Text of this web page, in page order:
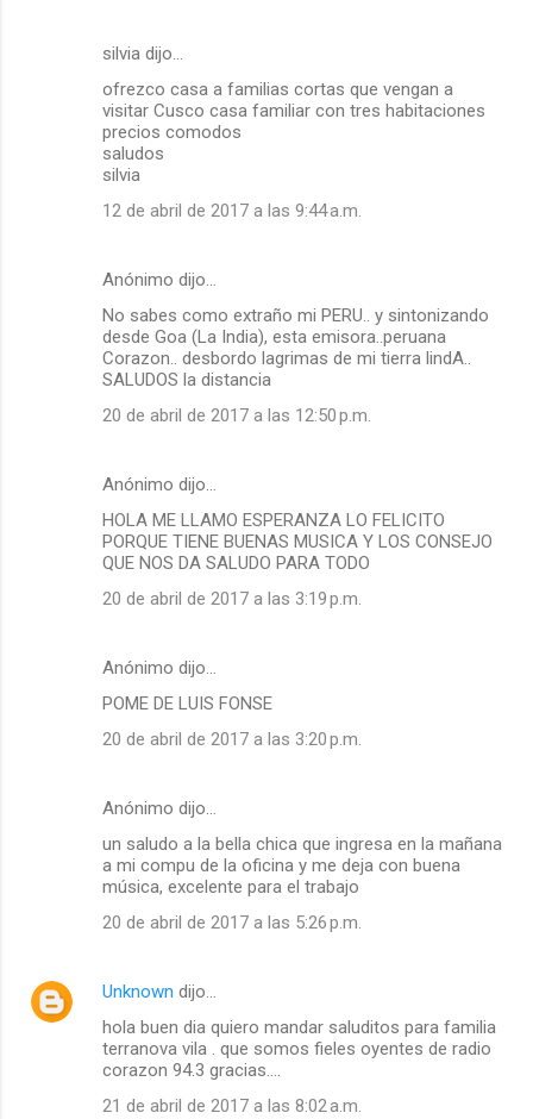
silvia dijo…
ofrezco casa a familias cortas que vengan a
visitar Cusco casa familiar con tres habitaciones
precios comodos
saludos
silvia
12 de abril de 2017 a las 9:44 a.m.
Anónimo dijo…
No sabes como extraño mi PERU.. y sintonizando
desde Goa (La India), esta emisora..peruana
Corazon.. desbordo lagrimas de mi tierra lindA..
SALUDOS la distancia
20 de abril de 2017 a las 12:50 p.m.
Anónimo dijo…
HOLA ME LLAMO ESPERANZA LO FELICITO
PORQUE TIENE BUENAS MUSICA Y LOS CONSEJO
QUE NOS DA SALUDO PARA TODO
20 de abril de 2017 a las 3:19 p.m.
Anónimo dijo…
POME DE LUIS FONSE
20 de abril de 2017 a las 3:20 p.m.
Anónimo dijo…
un saludo a la bella chica que ingresa en la mañana
a mi compu de la oficina y me deja con buena
música, excelente para el trabajo
20 de abril de 2017 a las 5:26 p.m.
Unknown dijo…
hola buen dia quiero mandar saluditos para familia
terranova vila . que somos fieles oyentes de radio
corazon 94.3 gracias....
21 de abril de 2017 a las 8:02 a.m.